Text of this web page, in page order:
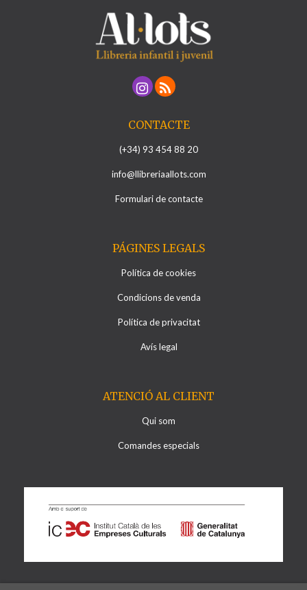
CONTACTE
(+34) 93 454 88 20
info@llibreriaallots.com
Formulari de contacte
PÁGINES LEGALS
Política de cookies
Condicions de venda
Política de privacitat
Avís legal
ATENCIÓ AL CLIENT
Qui som
Comandes especials